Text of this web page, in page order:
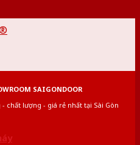
SAIGONDOOR
chất lượng - giá rẻ nhất tại Sài Gòn